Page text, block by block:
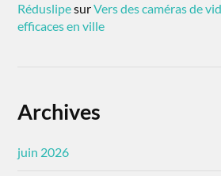
RéduslipesurVers des caméras de
efficaces en ville
Archives
juin 2026